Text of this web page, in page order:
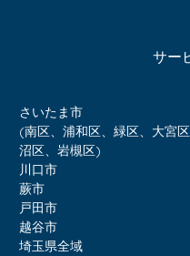
サー
さいたま市
(南区、浦和区、緑区、大宮
沼区、岩槻区)
川口市
蕨市
戸田市
越谷市
埼玉県全域